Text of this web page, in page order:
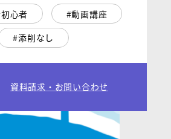
初心者
動画講座
添削なし
資料請求・お問い合わせ